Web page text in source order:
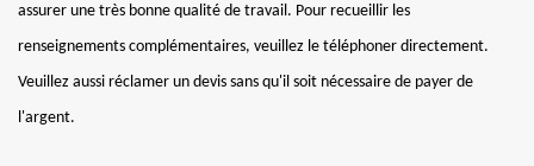
assurer une très bonne qualité de travail. Pour recueillir les
renseignements complémentaires, veuillez le téléphoner directement.
Veuillez aussi réclamer un devis sans qu'il soit nécessaire de payer de
l'argent.